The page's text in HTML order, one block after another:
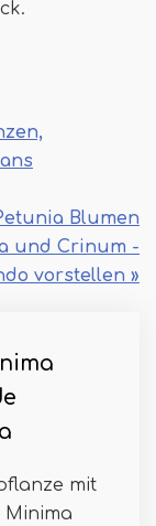
Blumen
und Crinum -
vorstellen »
mit
Minima